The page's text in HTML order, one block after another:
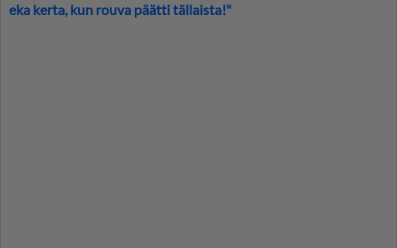
eka kerta, kun rouva päätti tällaista!"